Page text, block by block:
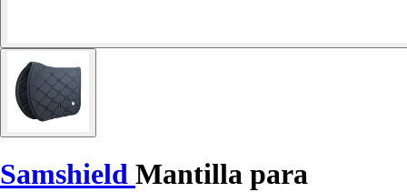
Samshield Mantilla para